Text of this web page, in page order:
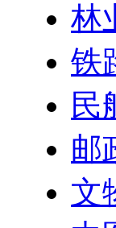
林
铁
民
邮
文